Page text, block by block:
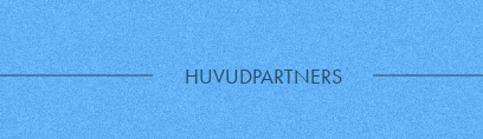
HUVUDPARTNERS